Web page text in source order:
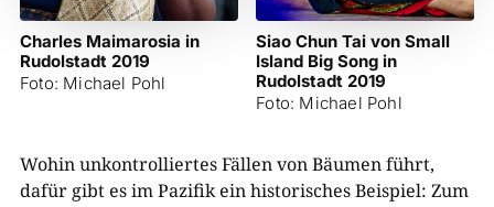
Charles Maimarosia in
Rudolstadt 2019
Foto: Michael Pohl
Siao Chun Tai von Small
Island Big Song in
Rudolstadt 2019
Foto: Michael Pohl
Wohin unkontrolliertes Fällen von Bäumen führt,
dafür gibt es im Pazifik ein historisches Beispiel: Zum